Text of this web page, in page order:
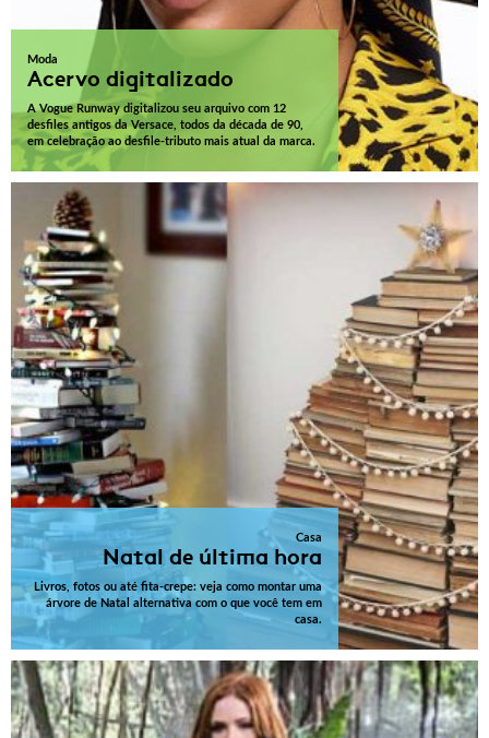
Moda
Acervo digitalizado
A Vogue Runway digitalizou seu arquivo com 12
desfiles antigos da Versace, todos da década de 90,
em celebração ao desfile-tributo mais atual da marca.
Casa
Natal de última hora
Livros, fotos ou até fita-crepe: veja como montar uma
árvore de Natal alternativa com o que você tem em
casa.